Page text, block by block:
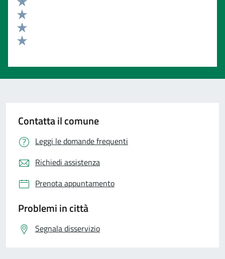
Valuta 4 stelle su 5
Valuta 3 stelle su 5
Valuta 2 stelle su 5
Contatta il comune
Leggi le domande frequenti
Richiedi assistenza
Prenota appuntamento
Problemi in città
Segnala disservizio